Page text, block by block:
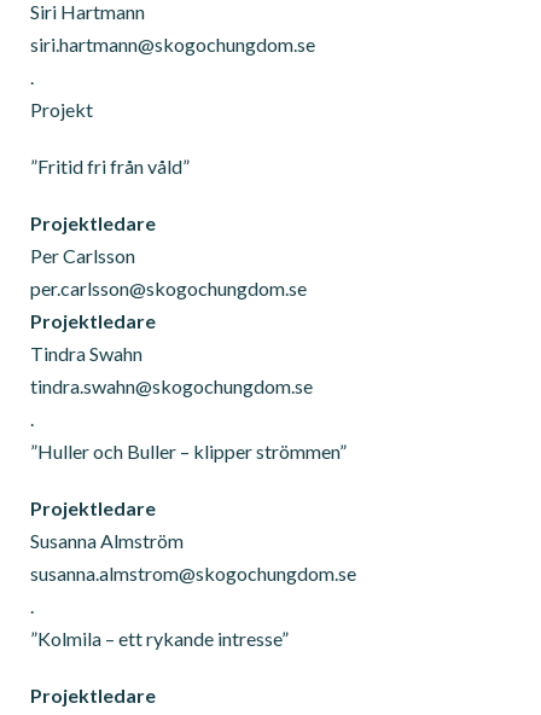
Siri Hartmann
siri.hartmann@skogochungdom.se
.
Projekt
”Fritid fri från våld”
Projektledare
Per Carlsson
per.carlsson@skogochungdom.se
Projektledare
Tindra Swahn
tindra.swahn@skogochungdom.se
.
”Huller och Buller – klipper strömmen”
Projektledare
Susanna Almström
susanna.almstrom@skogochungdom.se
.
”Kolmila – ett rykande intresse”
Projektledare